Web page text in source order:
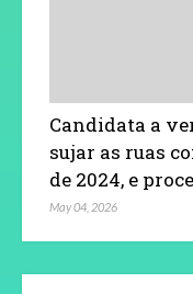
Candidata a
sujar as ruas
de 2024, e
May 04, 2026